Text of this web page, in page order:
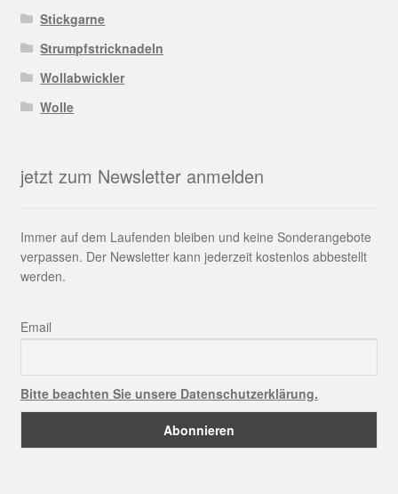
Stickgarne
Strumpfstricknadeln
Wollabwickler
Wolle
jetzt zum Newsletter anmelden
Immer auf dem Laufenden bleiben und keine Sonderangebote
verpassen. Der Newsletter kann jederzeit kostenlos abbestellt
werden.
Email
Bitte beachten Sie unsere Datenschutzerklärung.